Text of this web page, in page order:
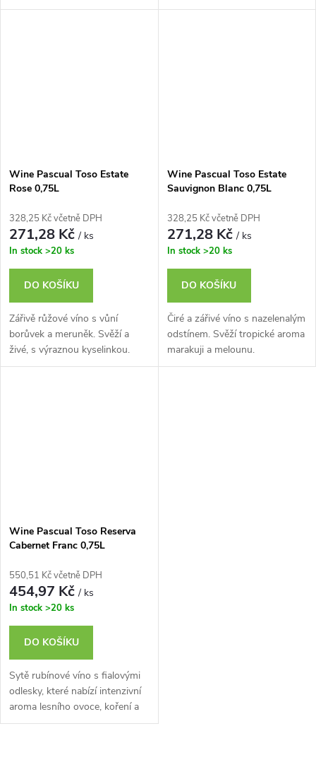
závěrem.
Wine Pascual Toso Estate
Rose 0,75L
328,25 Kč včetně DPH
271,28 Kč/ ks
In stock >20 ks
DO KOŠÍKU
Zářivě růžové víno s vůní
borůvek a meruněk. Svěží a
živé, s výraznou kyselinkou.
Wine Pascual Toso Estate
Sauvignon Blanc 0,75L
328,25 Kč včetně DPH
271,28 Kč/ ks
In stock >20 ks
DO KOŠÍKU
Čiré a zářivé víno s nazelenalým
odstínem. Svěží tropické aroma
marakuji a melounu.
Wine Pascual Toso Reserva
Cabernet Franc 0,75L
550,51 Kč včetně DPH
454,97 Kč/ ks
In stock >20 ks
DO KOŠÍKU
Sytě rubínové víno s fialovými
odlesky, které nabízí intenzivní
aroma lesního ovoce, koření a
jemných tónů dubu.